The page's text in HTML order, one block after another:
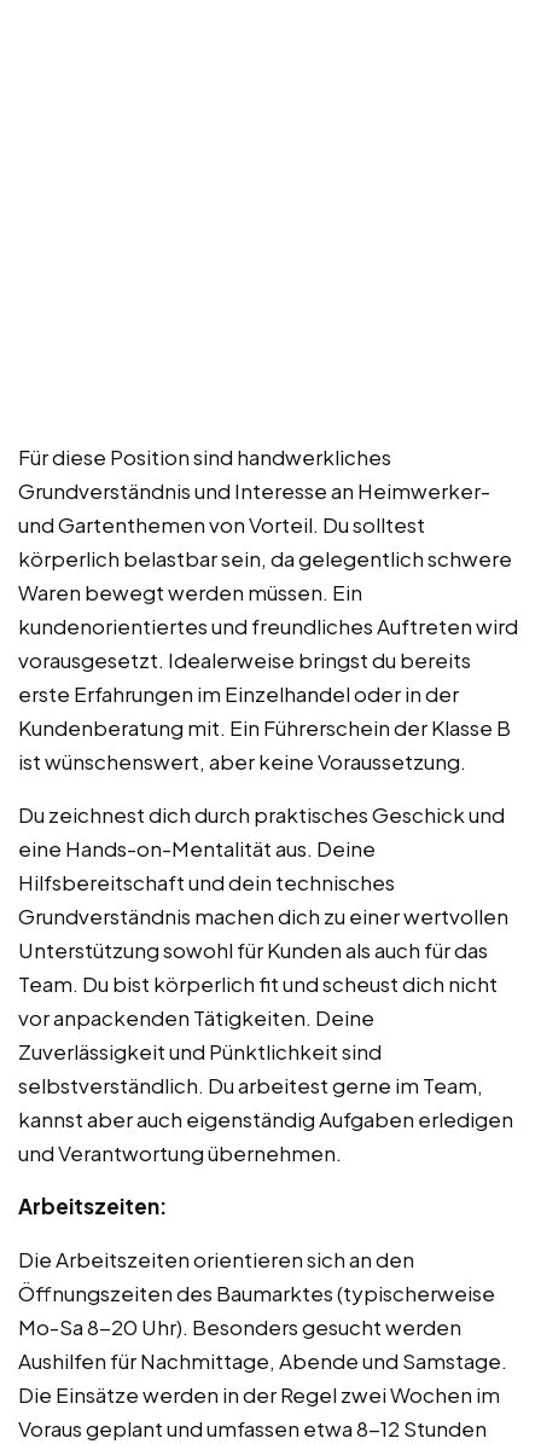
Für diese Position sind handwerkliches
Grundverständnis und Interesse an Heimwerker-
und Gartenthemen von Vorteil. Du solltest
körperlich belastbar sein, da gelegentlich schwere
Waren bewegt werden müssen. Ein
kundenorientiertes und freundliches Auftreten wird
vorausgesetzt. Idealerweise bringst du bereits
erste Erfahrungen im Einzelhandel oder in der
Kundenberatung mit. Ein Führerschein der Klasse B
ist wünschenswert, aber keine Voraussetzung.
Du zeichnest dich durch praktisches Geschick und
eine Hands-on-Mentalität aus. Deine
Hilfsbereitschaft und dein technisches
Grundverständnis machen dich zu einer wertvollen
Unterstützung sowohl für Kunden als auch für das
Team. Du bist körperlich fit und scheust dich nicht
vor anpackenden Tätigkeiten. Deine
Zuverlässigkeit und Pünktlichkeit sind
selbstverständlich. Du arbeitest gerne im Team,
kannst aber auch eigenständig Aufgaben erledigen
und Verantwortung übernehmen.
Arbeitszeiten:
Die Arbeitszeiten orientieren sich an den
Öffnungszeiten des Baumarktes (typischerweise
Mo-Sa 8-20 Uhr). Besonders gesucht werden
Aushilfen für Nachmittage, Abende und Samstage.
Die Einsätze werden in der Regel zwei Wochen im
Voraus geplant und umfassen etwa 8-12 Stunden